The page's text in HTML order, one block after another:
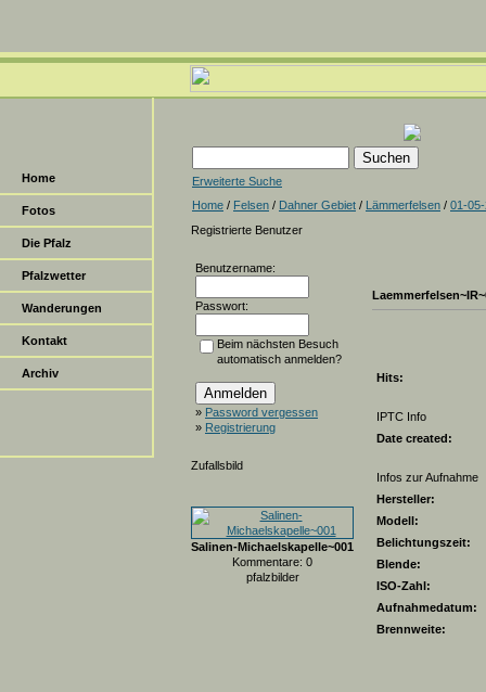
Home
Fotos
Die Pfalz
Pfalzwetter
Wanderungen
Kontakt
Archiv
Erweiterte Suche
Home / Felsen / Dahner Gebiet / Lämmerfelsen / 01-
Registrierte Benutzer
Benutzername:
Passwort:
Beim nächsten Besuch
automatisch anmelden?
» Password vergessen
» Registrierung
Zufallsbild
Salinen-Michaelskapelle~001
Kommentare: 0
pfalzbilder
Hits:
IPTC Info
Date created:
Infos zur Aufnahme
Hersteller:
Modell:
Belichtungszeit:
Blende:
ISO-Zahl:
Aufnahmedatum:
Brennweite: